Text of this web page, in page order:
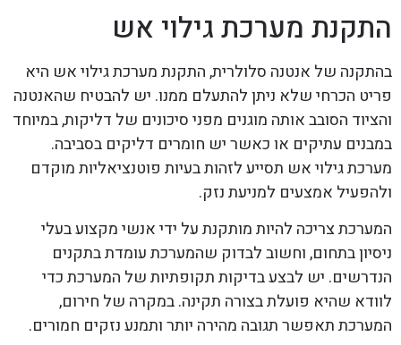
התקנת מערכת גילוי אש
בהתקנה של אנטנה סלולרית, התקנת מערכת גילוי אש היא
פריט הכרחי שלא ניתן להתעלם ממנו. יש להבטיח שהאנטנה
והציוד הסובב אותה מוגנים מפני סיכונים של דליקות, במיוחד
במבנים עתיקים או כאשר יש חומרים דליקים בסביבה.
מערכת גילוי אש תסייע לזהות בעיות פוטנציאליות מוקדם
ולהפעיל אמצעים למניעת נזק.
המערכת צריכה להיות מותקנת על ידי אנשי מקצוע בעלי
ניסיון בתחום, וחשוב לבדוק שהמערכת עומדת בתקנים
הנדרשים. יש לבצע בדיקות תקופתיות של המערכת כדי
לוודא שהיא פועלת בצורה תקינה. במקרה של חירום,
המערכת תאפשר תגובה מהירה יותר ותמנע נזקים חמורים.